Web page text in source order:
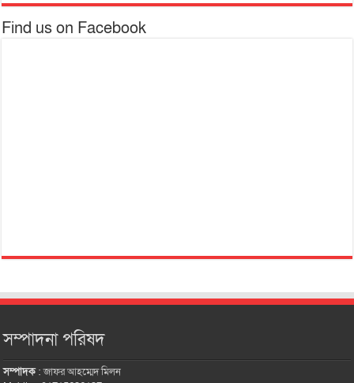
Find us on Facebook
সম্পাদনা পরিষদ
সম্পাদক:জাফর আহম্মেদ মিলন